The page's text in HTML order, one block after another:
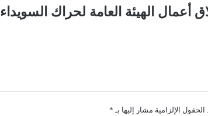
أعمال الهيئة العامة لحراك السويداء
الحقول الإلزامية مشار إليها بـ *